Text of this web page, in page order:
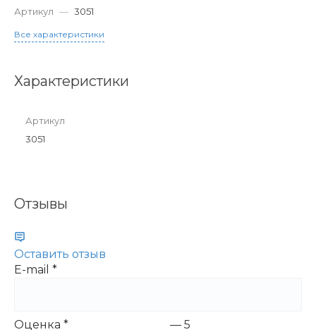
Артикул — 3051
Все характеристики
Характеристики
Артикул
3051
Отзывы
Оставить отзыв
E-mail *
Оценка * — 5